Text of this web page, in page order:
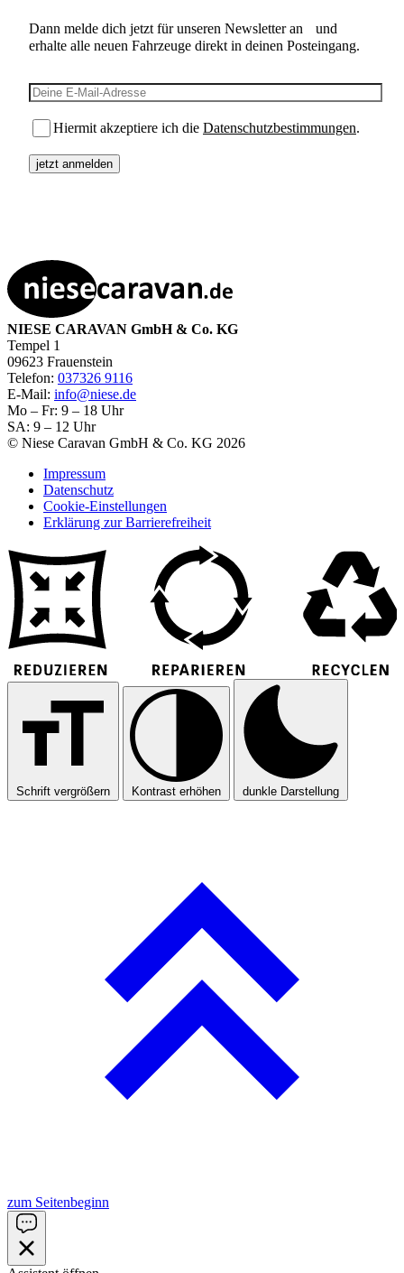
Dann melde dich jetzt für unseren Newsletter an und
erhalte alle neuen Fahrzeuge direkt in deinen Posteingang.
E-Mail-Adresse
Hiermit akzeptiere ich die Datenschutzbestimmungen.
NIESE CARAVAN GmbH & Co. KG
Tempel 1
09623 Frauenstein
Telefon: 037326 9116
E-Mail: info@niese.de
Mo – Fr: 9 – 18 Uhr
SA: 9 – 12 Uhr
© Niese Caravan GmbH & Co. KG 2026
Impressum
Datenschutz
Cookie-Einstellungen
Erklärung zur Barrierefreiheit
Schrift vergrößern Kontrast erhöhen dunkle Darstellung
zum Seitenbeginn